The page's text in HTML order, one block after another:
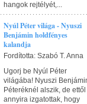
hangok rejtélyét,...
Nyúl Péter világa - Nyuszi
Benjámin holdfényes
kalandja
Fordította: Szabó T. Anna
Ugorj be Nyúl Péter
világába! Nyuszi
Péteréknél alszik, de ettől
annyira izgatottak, hogy